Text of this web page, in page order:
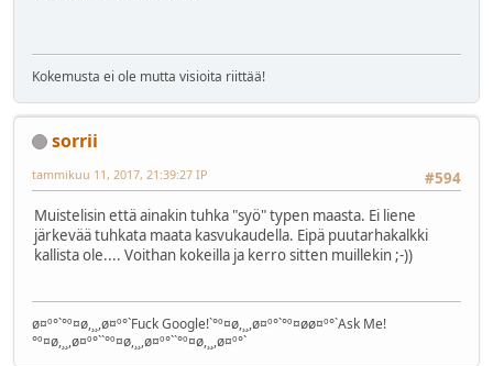
Kokemusta ei ole mutta visioita riittää!
sorrii
#594
tammikuu 11, 2017, 21:39:27 IP
Muistelisin että ainakin tuhka "syö" typen maasta. Ei liene
järkevää tuhkata maata kasvukaudella. Eipä puutarhakalkki
kallista ole.... Voithan kokeilla ja kerro sitten muillekin ;-))
ø¤º°`°º¤ø,¸¸,ø¤º°`Fuck Google!`°º¤ø,¸¸,ø¤º°`°º¤øø¤º°`Ask Me!
°º¤ø,¸¸,ø¤º°``°º¤ø,¸¸,ø¤º°``°º¤ø,¸¸,ø¤º°`